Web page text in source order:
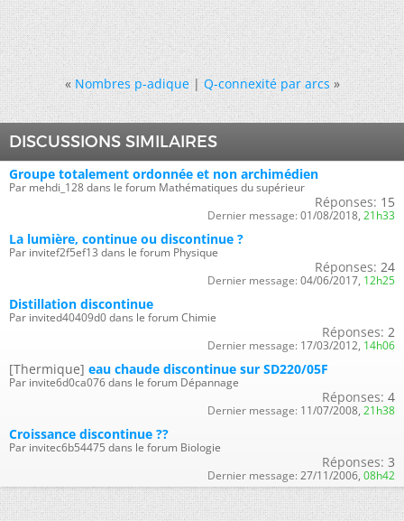
« Nombres p-adique|Q-connexité par arcs »
DISCUSSIONS SIMILAIRES
Groupe totalement ordonnée et non archimédien
Par mehdi_128 dans le forum Mathématiques du supérieur
Réponses: 15
Dernier message: 01/08/2018, 21h33
La lumière, continue ou discontinue ?
Par invitef2f5ef13 dans le forum Physique
Réponses: 24
Dernier message: 04/06/2017, 12h25
Distillation discontinue
Par invited40409d0 dans le forum Chimie
Réponses: 2
Dernier message: 17/03/2012, 14h06
[Thermique] eau chaude discontinue sur SD220/05F
Par invite6d0ca076 dans le forum Dépannage
Réponses: 4
Dernier message: 11/07/2008, 21h38
Croissance discontinue ??
Par invitec6b54475 dans le forum Biologie
Réponses: 3
Dernier message: 27/11/2006, 08h42